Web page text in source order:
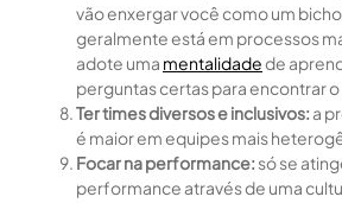
vão enxergar você como um
geralmente está em processos
adote uma mentalidadede
perguntas certas para encontrar
Ter times diversos e inclusivos: a
é maior em equipes mais
Focar na performance:só se
performance através de uma